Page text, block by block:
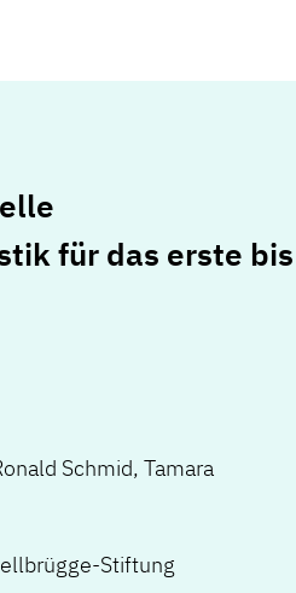
für das erste bis
Schmid, Tamara
Stiftung